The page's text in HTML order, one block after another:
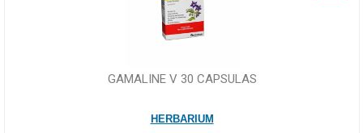
GAMALINE V 30 CAPSULAS
HERBARIUM